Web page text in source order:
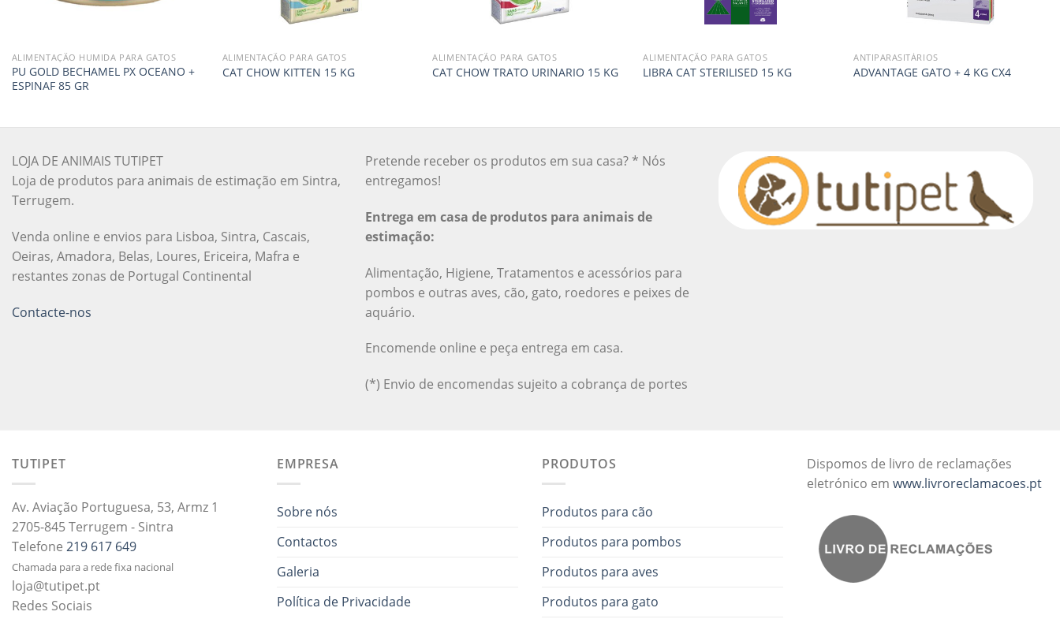
ALIMENTAÇÃO HUMIDA PARA GATOS
PU GOLD BECHAMEL PX OCEANO +
ESPINAF 85 GR
ALIMENTAÇÃO PARA GATOS
CAT CHOW KITTEN 15 KG
ALIMENTAÇÃO PARA GATOS
CAT CHOW TRATO URINARIO 15 KG
ALIMENTAÇÃO PARA GATOS
LIBRA CAT STERILISED 15 KG
ANTIPARASITÁRIOS
ADVANTAGE GATO + 4 KG CX4
LOJA DE ANIMAIS TUTIPET
Loja de produtos para animais de estimação em Sintra,
Terrugem.
Venda online e envios para Lisboa, Sintra, Cascais,
Oeiras, Amadora, Belas, Loures, Ericeira, Mafra e
restantes zonas de Portugal Continental
Contacte-nos
Pretende receber os produtos em sua casa? * Nós
entregamos!
Entrega em casa de produtos para animais de
estimação:
Alimentação, Higiene, Tratamentos e acessórios para
pombos e outras aves, cão, gato, roedores e peixes de
aquário.
Encomende online e peça entrega em casa.
(*) Envio de encomendas sujeito a cobrança de portes
TUTIPET
Av. Aviação Portuguesa, 53, Armz 1
2705-845 Terrugem - Sintra
Telefone 219 617 649
Chamada para a rede fixa nacional
loja@tutipet.pt
Redes Sociais
EMPRESA
Sobre nós
Contactos
Galeria
Política de Privacidade
PRODUTOS
Produtos para cão
Produtos para pombos
Produtos para aves
Produtos para gato
Dispomos de livro de reclamações
eletrónico em www.livroreclamacoes.pt